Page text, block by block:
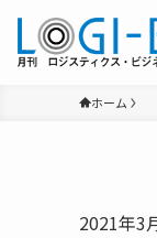
ホーム
2021年3